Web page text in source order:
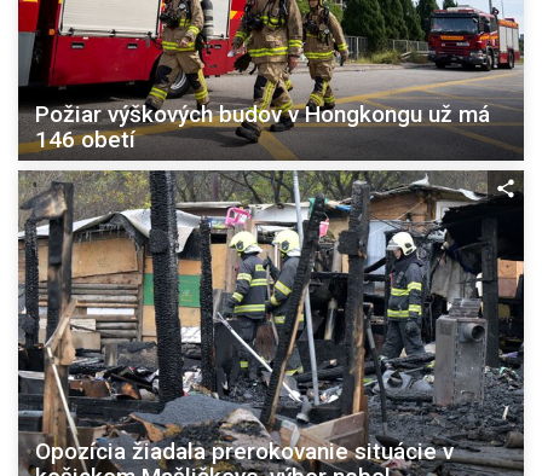
Požiar výškových budov v Hongkongu už má
146 obetí
Opozícia žiadala prerokovanie situácie v